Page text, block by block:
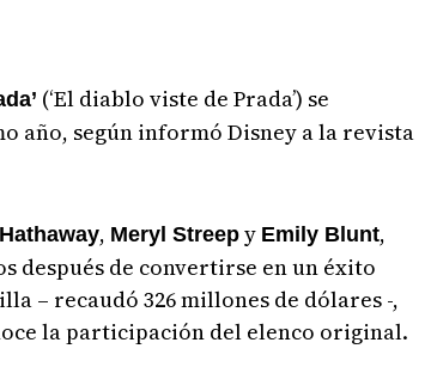
(‘El diablo viste de Prada’) se
año, según informó Disney a la revista
, Meryl Streepy Emily Blunt,
después de convertirse en un éxito
– recaudó 326 millones de dólares -,
la participación del elenco original.